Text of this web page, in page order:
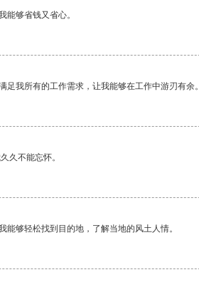
能够省钱又省心。
足我所有的工作需求，让我能够在工作中游刃有余。
久不能忘怀。
能够轻松找到目的地，了解当地的风土人情。